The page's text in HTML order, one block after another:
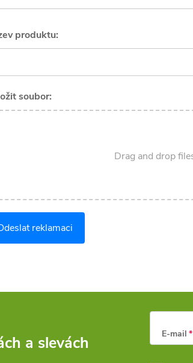
produktu:
soubor:
Drag and drop
reklamaci
a slevách E-mail